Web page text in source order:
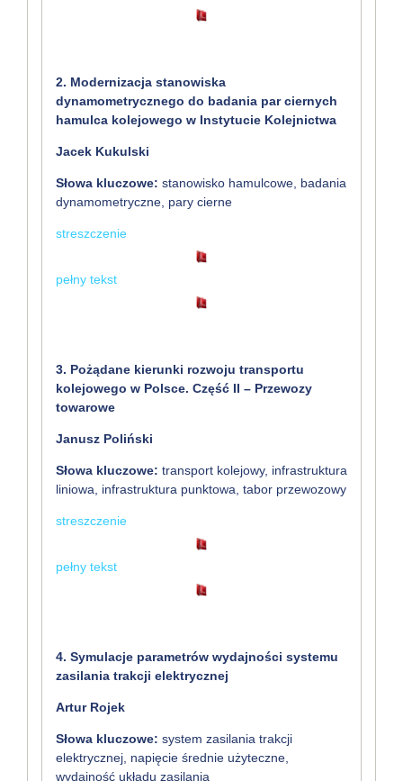
2. Modernizacja stanowiska
dynamometrycznego do badania par ciernych
hamulca kolejowego w Instytucie Kolejnictwa
Jacek Kukulski
Słowa kluczowe: stanowisko hamulcowe, badania
dynamometryczne, pary cierne
streszczenie
pełny tekst
3. Pożądane kierunki rozwoju transportu
kolejowego w Polsce. Część II – Przewozy
towarowe
Janusz Poliński
Słowa kluczowe: transport kolejowy, infrastruktura
liniowa, infrastruktura punktowa, tabor przewozowy
streszczenie
pełny tekst
4. Symulacje parametrów wydajności systemu
zasilania trakcji elektrycznej
Artur Rojek
Słowa kluczowe: system zasilania trakcji
elektrycznej, napięcie średnie użyteczne,
wydajność układu zasilania